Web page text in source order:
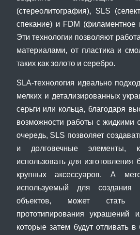
(стереолитография), SLS
спекание) и FDM (филаментное
Эти технологии позволяют
материалами, от пластика и
таких как золото и серебро.
SLA-технология идеально
мелких и детализированных
серьги или кольца, благодаря
возможности работы с жидкими
очередь, SLS позволяет
и долговечные элементы,
использовать для
крупных аксессуаров. А
используемый для создания
объектов, может стать
прототипирования украшений
которые затем будут отливать